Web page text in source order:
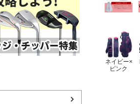
ネイビー×
ピンク